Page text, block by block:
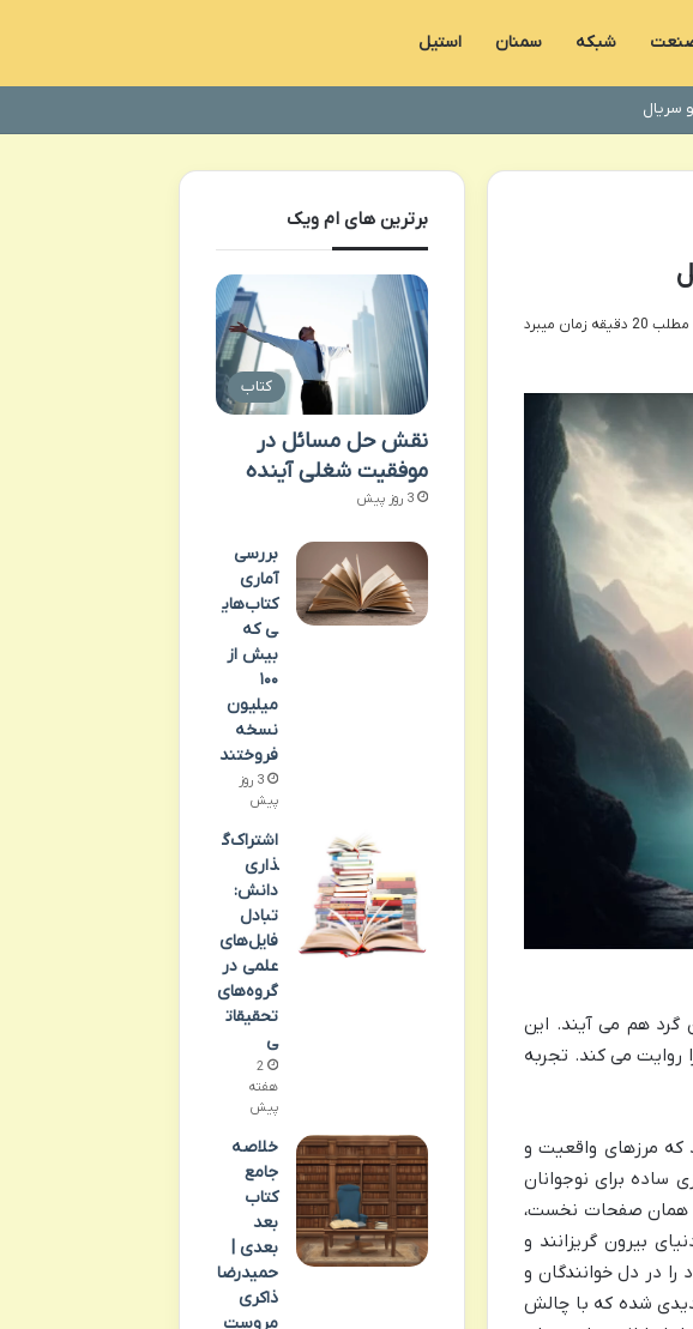
شبکه سمنان استیل
سریال
زمان میبرد
گرد هم می آیند. این
روایت می کند. تجربه
که مرزهای واقعیت و
ساده برای نوجوانان
همان صفحات نخست،
بیرون گریزانند و
در دل خوانندگان و
شده که با چالش
برترین های ام ویک
کتاب
نقش حل مسائل در
موفقیت شغلی آینده
3 روز پیش
بررسی
آماری
کتاب‌های
ی که
بیش از
۱۰۰
میلیون
نسخه
فروختند
3 روز
پیش
اشتراک‌گ
ذاری
دانش:
تبادل
فایل‌های
علمی در
گروه‌های
تحقیقات
ی
2
هفته
پیش
خلاصه
جامع
کتاب
بعد
بعدی |
حمیدرضا
ذاکری
مروست